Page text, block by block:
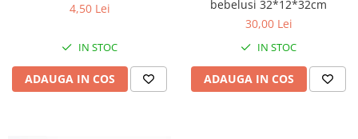
4,50 Lei
IN STOC
ADAUGA IN COS
bebelusi 32*12*32cm
30,00 Lei
IN STOC
ADAUGA IN COS